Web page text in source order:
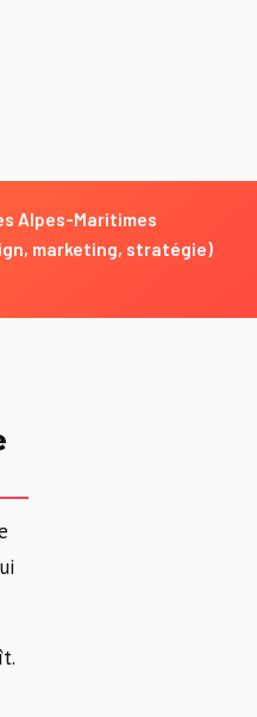
Alpes-Maritimes
marketing, stratégie)